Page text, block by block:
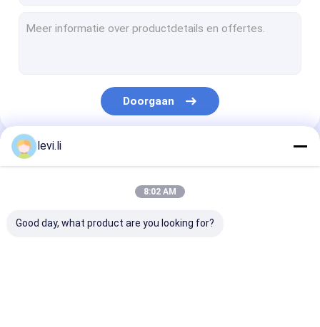
HDPE Slag het Vormen Machine
aangepaste kunststof spuitgieten
Doorgaan
Onze Categorieën
levi.li
8:02 AM
Good day, what product are you looking for?